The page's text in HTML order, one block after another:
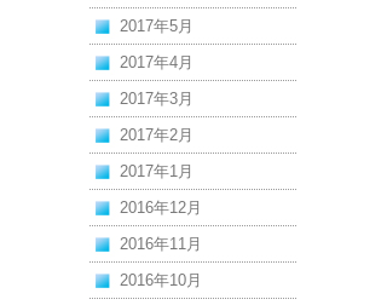
2017年5月
2017年4月
2017年3月
2017年2月
2017年1月
2016年12月
2016年11月
2016年10月